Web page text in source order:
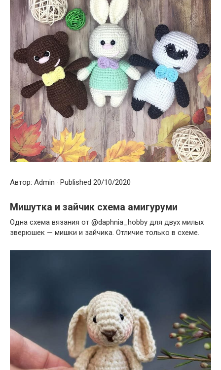
Автор: Admin · Published 20/10/2020
Мишутка и зайчик схема амигуруми
Одна схема вязания от @daphnia_hobby для двух милых
зверюшек — мишки и зайчика. Отличие только в схеме.